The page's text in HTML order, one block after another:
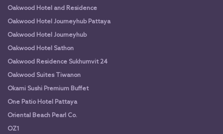
Oakwood Hotel and Residence
Oakwood Hotel Journeyhub Pattaya
Oakwood Hotel Journeyhub
Oakwood Hotel Sathon
Oakwood Residence Sukhumvit 24
Oakwood Suites Tiwanon
Okami Sushi Premium Buffet
One Patio Hotel Pattaya
Oriental Beach Pearl Co.
OZ1